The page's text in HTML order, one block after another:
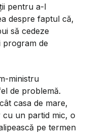
pentru a-l
despre faptul că,
să cedeze
de
ministru
de problemă.
casa de mare,
cu un partid mic, o
pe termen